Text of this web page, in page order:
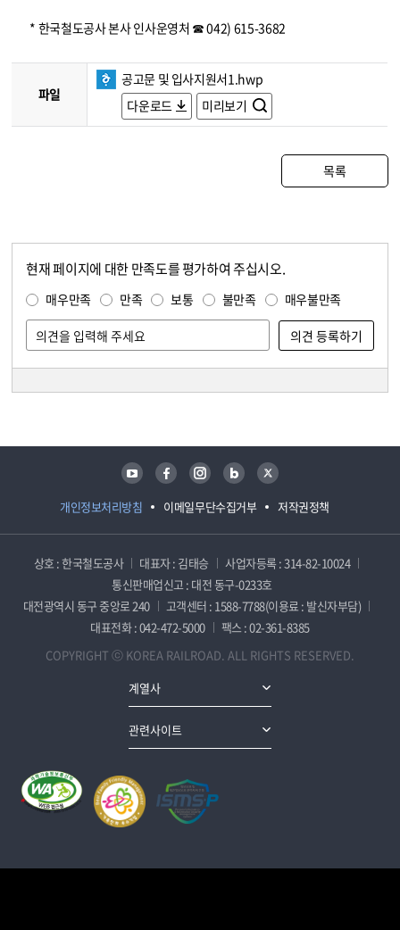
* 한국철도공사 본사 인사운영처 ☎ 042) 615-3682
파일
공고문 및 입사지원서1.hwp
다운로드
미리보기
목록
현재 페이지에 대한 만족도를 평가하여 주십시오.
매우만족 만족 보통 불만족 매우불만족
개인정보처리방침 이메일무단수집거부 저작권정책
유튜브 페이스북 인스타그램 블로그 트위터
상호 : 한국철도공사 대표자 : 김태승
사업자등록 : 314-82-10024
통신판매업신고 : 대전 동구-0233호
대전광역시 동구 중앙로 240
고객센터 : 1588-7788(이용료 : 발신자부담)
대표전화 : 042-472-5000
팩스 : 02-361-8385
COPYRIGHT ⓒ KOREA RAILROAD. ALL RIGHTS RESERVED.
계열사
관련사이트